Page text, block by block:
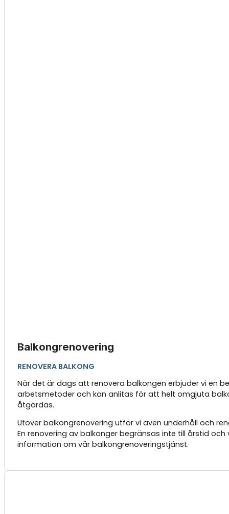
Balkongrenovering
RENOVERA BALKONG
När det är dags att renovera balkongen erbjuder vi en
arbetsmetoder och kan anlitas för att helt omgjuta
åtgärdas.
Utöver balkongrenovering utför vi även underhåll och
En renovering av balkonger begränsas inte till årstid
information om vår balkongrenoveringstjänst.